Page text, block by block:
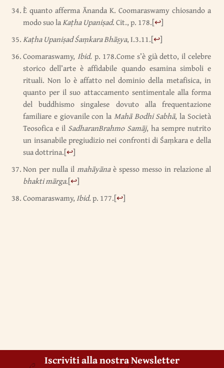
È quanto afferma Ānanda K. Coomaraswamy chiosando a
modo suo laKaṭha Upaniṣad. Cit., p. 178.[↩]
Kaṭha Upaniṣad Śaṃkara Bhāṣya, I.3.11.[↩]
Coomaraswamy, Ibid. p. 178.Come s’è già detto, il celebre
storico dell’arte è affidabile quando esamina simboli e
rituali. Non lo è affatto nel dominio della metafisica, in
quanto per il suo attaccamento sentimentale alla forma
del buddhismo singalese dovuto alla frequentazione
familiare e giovanile con la Mahā Bodhi Sabhā, la Società
Teosofica e il SadharanBrahmo Samāj, ha sempre nutrito
un insanabile pregiudizio nei confronti di Śaṃkara e della
sua dottrina.[↩]
Non per nulla ilmahāyānaè spesso messo in relazione al
bhakti mārga.[↩]
Coomaraswamy,Ibid.p. 177.[↩]
Iscriviti alla nostra Newsletter